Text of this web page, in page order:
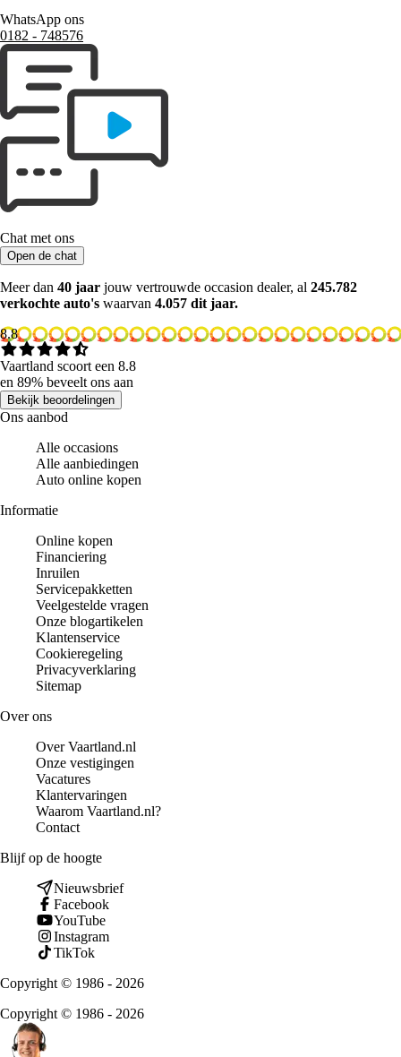
WhatsApp ons
0182 ‑ 748576
Chat met ons
Open de chat
Meer dan 40 jaar jouw vertrouwde occasion dealer, al 245.782
verkochte auto's waarvan 4.057 dit jaar.
8.8
Vaartland scoort een 8.8
en 89% beveelt ons aan
Bekijk beoordelingen
Ons aanbod
Alle occasions
Alle aanbiedingen
Auto online kopen
Informatie
Online kopen
Financiering
Inruilen
Servicepakketten
Veelgestelde vragen
Onze blogartikelen
Klantenservice
Cookieregeling
Privacyverklaring
Sitemap
Over ons
Over Vaartland.nl
Onze vestigingen
Vacatures
Klantervaringen
Waarom Vaartland.nl?
Contact
Blijf op de hoogte
Nieuwsbrief
Facebook
YouTube
Instagram
TikTok
Copyright © 1986 - 2026
Copyright © 1986 - 2026